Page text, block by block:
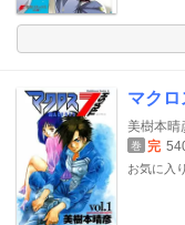
マクロ
美樹本晴
巻 完
お気に入